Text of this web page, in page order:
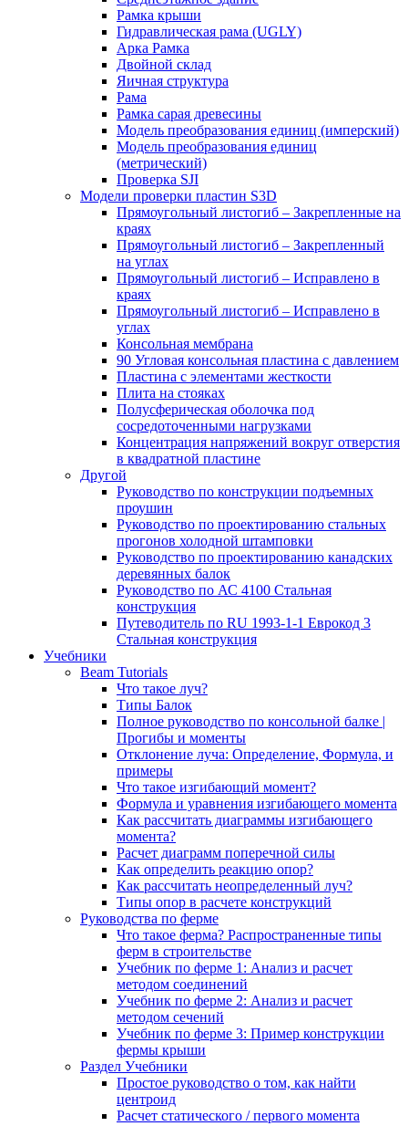
Рамка крыши
Гидравлическая рама (UGLY)
Арка Рамка
Двойной склад
Яичная структура
Рама
Рамка сарая древесины
Модель преобразования единиц (имперский)
Модель преобразования единиц
(метрический)
Проверка SJI
Модели проверки пластин S3D
Прямоугольный листогиб – Закрепленные на
краях
Прямоугольный листогиб – Закрепленный
на углах
Прямоугольный листогиб – Исправлено в
краях
Прямоугольный листогиб – Исправлено в
углах
Консольная мембрана
90 Угловая консольная пластина с давлением
Пластина с элементами жесткости
Плита на стояках
Полусферическая оболочка под
сосредоточенными нагрузками
Концентрация напряжений вокруг отверстия
в квадратной пластине
Другой
Руководство по конструкции подъемных
проушин
Руководство по проектированию стальных
прогонов холодной штамповки
Руководство по проектированию канадских
деревянных балок
Руководство по АС 4100 Стальная
конструкция
Путеводитель по RU 1993-1-1 Еврокод 3
Стальная конструкция
Учебники
Beam Tutorials
Что такое луч?
Типы Балок
Полное руководство по консольной балке |
Прогибы и моменты
Отклонение луча: Определение, Формула, и
примеры
Что такое изгибающий момент?
Формула и уравнения изгибающего момента
Как рассчитать диаграммы изгибающего
момента?
Расчет диаграмм поперечной силы
Как определить реакцию опор?
Как рассчитать неопределенный луч?
Типы опор в расчете конструкций
Руководства по ферме
Что такое ферма? Распространенные типы
ферм в строительстве
Учебник по ферме 1: Анализ и расчет
методом соединений
Учебник по ферме 2: Анализ и расчет
методом сечений
Учебник по ферме 3: Пример конструкции
фермы крыши
Раздел Учебники
Простое руководство о том, как найти
центроид
Расчет статического / первого момента